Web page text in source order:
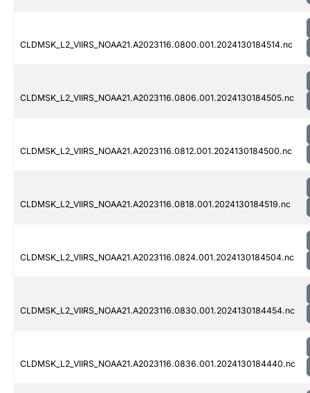
CLDMSK_L2_VIIRS_NOAA21.A2023116.0800.001.2024130184514.nc
CLDMSK_L2_VIIRS_NOAA21.A2023116.0806.001.2024130184505.nc
CLDMSK_L2_VIIRS_NOAA21.A2023116.0812.001.2024130184500.nc
CLDMSK_L2_VIIRS_NOAA21.A2023116.0818.001.2024130184519.nc
CLDMSK_L2_VIIRS_NOAA21.A2023116.0824.001.2024130184504.nc
CLDMSK_L2_VIIRS_NOAA21.A2023116.0830.001.2024130184454.nc
CLDMSK_L2_VIIRS_NOAA21.A2023116.0836.001.2024130184440.nc